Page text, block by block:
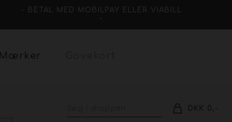
- BETAL MED MOBILPAY ELLER VIABILL
-
Mærker
DKK 0,-